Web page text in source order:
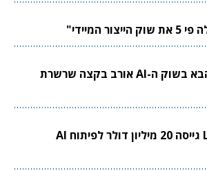
המיידי"
צוואר הבקבוק הבא בשוק ה-AI אורב בקצה שרשרת
Limitless Labs גייסה 20 מיליון דולר לפיתוח AI